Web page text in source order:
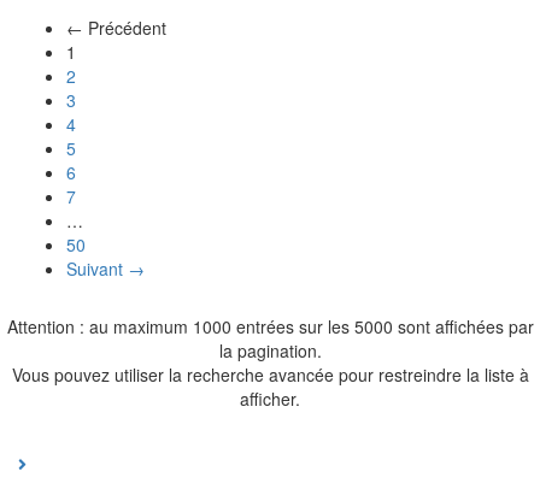
← Précédent
1
2
3
4
5
6
7
…
50
Suivant →
Attention : au maximum 1000 entrées sur les 5000 sont affichées par
la pagination.
Vous pouvez utiliser la recherche avancée pour restreindre la liste à
afficher.